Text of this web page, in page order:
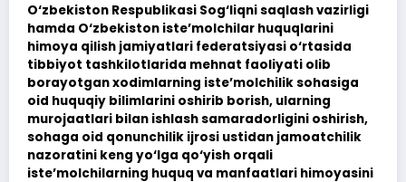
O‘zbekiston Respublikasi Sog‘liqni saqlash vazirligi
hamda O‘zbekiston iste’molchilar huquqlarini
himoya qilish jamiyatlari federatsiyasi o‘rtasida
tibbiyot tashkilotlarida mehnat faoliyati olib
borayotgan xodimlarning iste’molchilik sohasiga
oid huquqiy bilimlarini oshirib borish, ularning
murojaatlari bilan ishlash samaradorligini oshirish,
sohaga oid qonunchilik ijrosi ustidan jamoatchilik
nazoratini keng yo‘lga qo‘yish orqali
iste’molchilarning huquq va manfaatlari himoyasini